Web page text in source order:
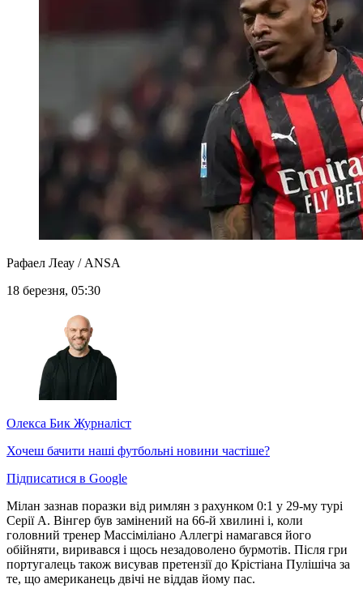
Рафаел Леау / ANSA
18 березня, 05:30
Олекса Бик Журналіст
Хочеш бачити наші футбольні новини частіше?
Підписатися в Google
Мілан зазнав поразки від римлян з рахунком 0:1 у 29-му турі
Серії А. Вінгер був замінений на 66-й хвилині і, коли
головний тренер Массіміліано Аллегрі намагався його
обійняти, виривався і щось незадоволено бурмотів. Після гри
португалець також висував претензії до Крістіана Пулішіча за
те, що американець двічі не віддав йому пас.